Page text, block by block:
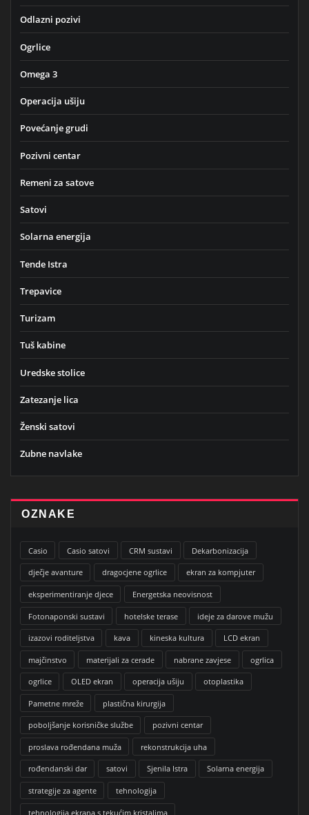
Odlazni pozivi
Ogrlice
Omega 3
Operacija ušiju
Povećanje grudi
Pozivni centar
Remeni za satove
Satovi
Solarna energija
Tende Istra
Trepavice
Turizam
Tuš kabine
Uredske stolice
Zatezanje lica
Ženski satovi
Zubne navlake
OZNAKE
Casio Casio satovi CRM sustavi Dekarbonizacija
dječje avanture dragocjene ogrlice ekran za kompjuter
eksperimentiranje djece Energetska neovisnost
Fotonaponski sustavi hotelske terase ideje za darove mužu
izazovi roditeljstva kava kineska kultura LCD ekran
majčinstvo materijali za cerade nabrane zavjese ogrlica
ogrlice OLED ekran operacija ušiju otoplastika
Pametne mreže plastična kirurgija
poboljšanje korisničke službe pozivni centar
proslava rođendana muža rekonstrukcija uha
rođendanski dar satovi Sjenila Istra Solarna energija
strategije za agente tehnologija
tehnologija ekrana s tekućim kristalima